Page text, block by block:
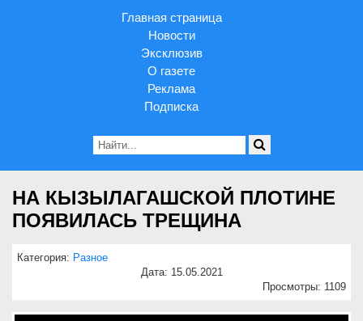
Главная страница
Новости
Эксклюзив
О газете
Реклама
Подписка
НА КЫЗЫЛАГАШСКОЙ ПЛОТИНЕ
ПОЯВИЛАСЬ ТРЕЩИНА
Категория: Разное
Дата: 15.05.2021
Просмотры: 1109